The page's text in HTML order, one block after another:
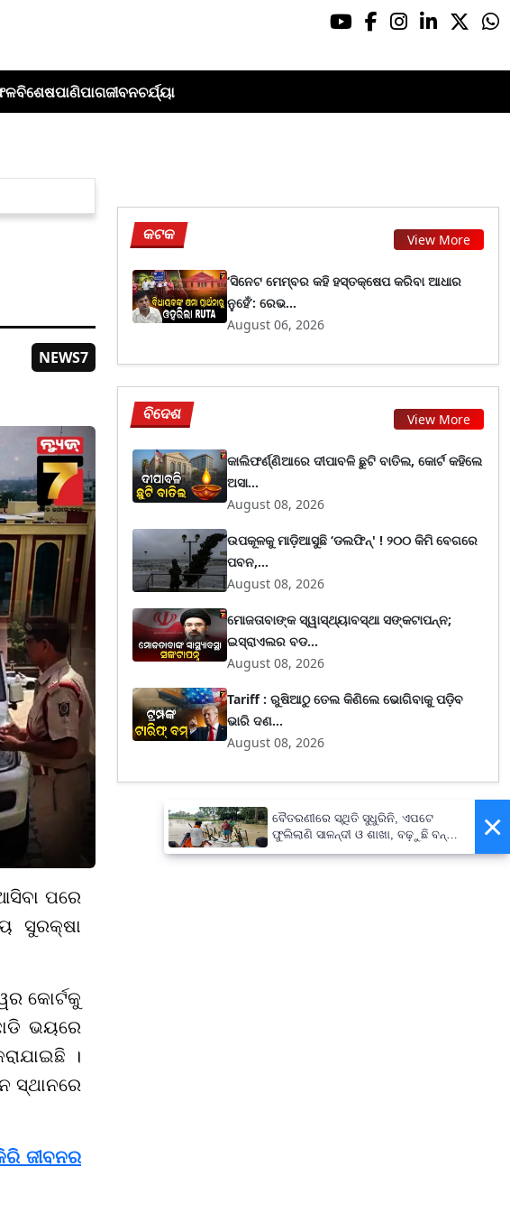
ବିଶେଷପାଣିପାଗଜୀବନଚର୍ଯ୍ୟା
NEWS7
ପରେ
ସୁରକ୍ଷା
କୋର୍ଟକୁ
ଭୟରେ
।
ସ୍ଥାନରେ
ଜୀବନର
କଟକ View More
‘ସିନେଟ ମେମ୍ବର କହି ହସ୍ତକ୍ଷେପ କରିବା ଆଧାର
ନୁହେଁ’: ରେଭ...
August 06, 2026
ବିଦେଶ View More
କାଲିଫର୍ଣ୍ଣିଆରେ ଦୀପାବଳି ଛୁଟି ବାତିଲ, କୋର୍ଟ କହିଲେ
ଅସା...
August 08, 2026
ଉପକୂଳକୁ ମାଡ଼ିଆସୁଛି ‘ଡଲଫିନ୍' ! ୨୦୦ କିମି ବେଗରେ
ପବନ,...
August 08, 2026
ମୋଜତାବାଙ୍କ ସ୍ୱାସ୍ଥ୍ୟାବସ୍ଥା ସଙ୍କଟାପନ୍ନ;
ଇସ୍ରାଏଲର ବଡ...
August 08, 2026
Tariff : ରୁଷିଆଠୁ ତେଲ କିଣିଲେ ଭୋଗିବାକୁ ପଡ଼ିବ
ଭାରି ଦଣ...
August 08, 2026
×
ବୈତରଣୀରେ ସ୍ଥିତି ସୁଧୁରିନି, ଏପଟେ
ଫୁଲିଲାଣି ସାଳନ୍ଦୀ ଓ ଶାଖା, ବଢ଼ୁଛି ବନ୍ୟା
ଭୟ